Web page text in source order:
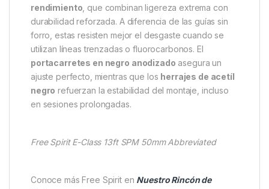
Free Spirit ha construido esta caña utilizando
carbono tejido 1k a 45 grados, una tecnología que
mejora significativamente la recuperación del blank y
reduce la torsión en el lance. Como resultado, el
pescador logra una mayor precisión y una salida de
línea más limpia. Además, esta estructura ofrece una
excelente resistencia bajo presión, sin añadir peso
innecesario.
LaE-Class SPMincorpora anillas RS de alto
forro, estas resisten mejor el desgaste cuando se